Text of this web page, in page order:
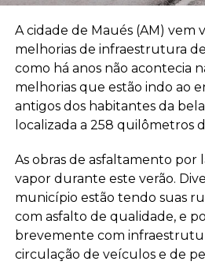
A cidade de Maués (AM) vem
melhorias de infraestrutura
como há anos não acontecia
melhorias que estão indo ao
antigos dos habitantes da
localizada a 258 quilômetros
As obras de asfaltamento por
vapor durante este verão.
município estão tendo suas
com asfalto de qualidade, e
brevemente com
circulação de veículos e de